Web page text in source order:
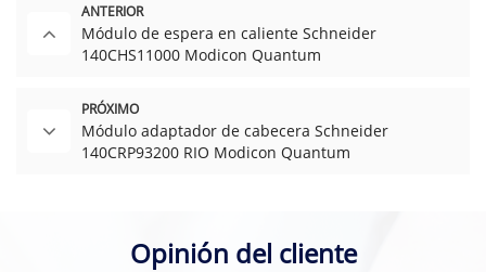
ANTERIOR
Módulo de espera en caliente Schneider
140CHS11000 Modicon Quantum
PRÓXIMO
Módulo adaptador de cabecera Schneider
140CRP93200 RIO Modicon Quantum
Opinión del cliente